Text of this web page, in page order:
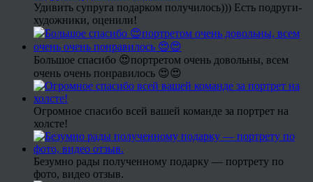
Удивить супруга подарком получилось))) Есть подруги-
художники, оценили!
Большое спасибо 😍портретом очень довольны, всем
очень очень понравилось 😍😍
Огромное спасибо всей вашей команде за портрет на
холсте!
Безумно рады полученному подарку — портрету по
фото, видео отзыв.